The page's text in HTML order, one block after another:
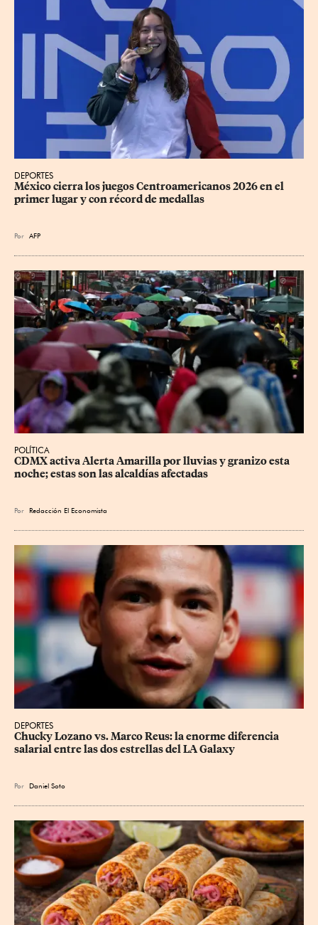
DEPORTES
México cierra los juegos Centroamericanos 2026 en el
primer lugar y con récord de medallas
Por AFP
POLÍTICA
CDMX activa Alerta Amarilla por lluvias y granizo esta
noche; estas son las alcaldías afectadas
Por Redacción El Economista
DEPORTES
Chucky Lozano vs. Marco Reus: la enorme diferencia
salarial entre las dos estrellas del LA Galaxy
Por Daniel Soto